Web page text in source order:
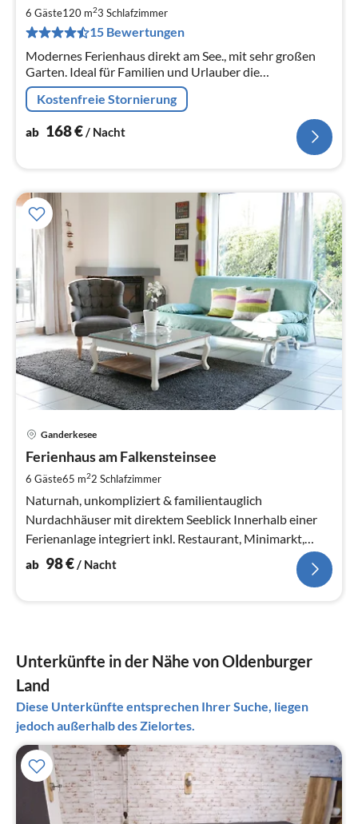
6 Gäste120 m23 Schlafzimmer
15 Bewertungen
Modernes Ferienhaus direkt am See., mit sehr großen
Garten. Ideal für Familien und Urlauber die
Entspannung und Ruhe suchen. Kamin, Ruderboot und
Feuerstelle runden den Urlaub ab.
Kostenfreie Stornierung
ab 168€/ Nacht
Ganderkesee
Ferienhaus am Falkensteinsee
6 Gäste65 m22 Schlafzimmer
Naturnah, unkompliziert & familientauglich
Nurdachhäuser mit direktem Seeblick Innerhalb einer
Ferienanlage integriert inkl. Restaurant, Minimarkt,
großem Spielplatz, Minigolf etc.
ab 98€/ Nacht
Unterkünfte in der Nähe von Oldenburger
Land
Diese Unterkünfte entsprechen Ihrer Suche, liegen
jedoch außerhalb des Zielortes.